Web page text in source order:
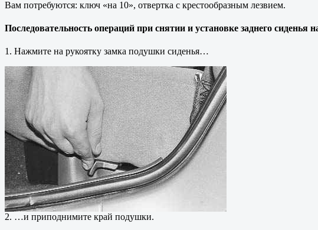
Вам потребуются: ключ «на 10», отвертка с крестообразным лезвием.
Последовательность операций при снятии и установке заднего
1. Нажмите на рукоятку замка подушки сиденья…
2. …и приподнимите край подушки.